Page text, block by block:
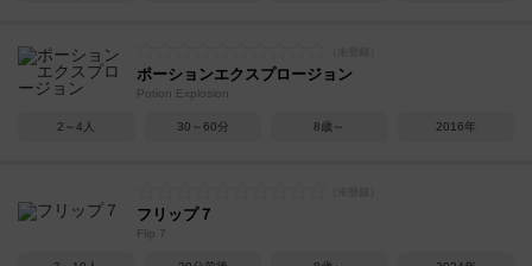
ポーションエクスプロージョン
Potion Explosion
2～4人 30～60分 8歳～ 2016年
フリップ７
Flip 7